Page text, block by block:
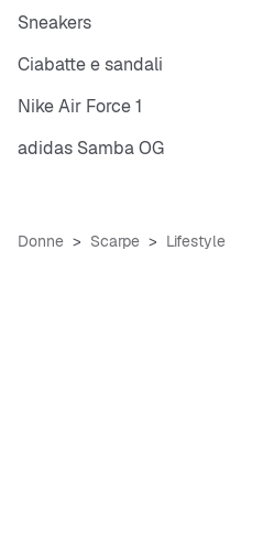
Sneakers
Ciabatte e sandali
Nike Air Force 1
adidas Samba OG
Donne Scarpe Lifestyle